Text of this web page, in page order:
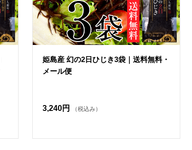
姫島産 幻の2日ひじき3袋｜送料無料・
メール便
3,240円 （税込み）